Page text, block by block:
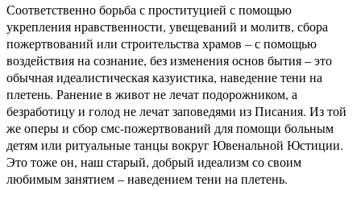
Соответственно борьба с проституцией с помощью
укрепления нравственности, увещеваний и молитв, сбора
пожертвований или строительства храмов – с помощью
воздействия на сознание, без изменения основ бытия – это
обычная идеалистическая казуистика, наведение тени на
плетень. Ранение в живот не лечат подорожником, а
безработицу и голод не лечат заповедями из Писания. Из той
же оперы и сбор смс-пожертвований для помощи больным
детям или ритуальные танцы вокруг Ювенальной Юстиции.
Это тоже он, наш старый, добрый идеализм со своим
любимым занятием – наведением тени на плетень.